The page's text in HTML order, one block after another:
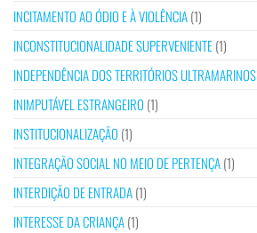
INCITAMENTO AO ÓDIO E À VIOLÊNCIA(1)
INCONSTITUCIONALIDADE SUPERVENIENTE(1)
INDEPENDÊNCIA DOS TERRITÓRIOS ULTRAMARINOS
INIMPUTÁVEL ESTRANGEIRO (1)
INSTITUCIONALIZAÇÃO (1)
INTEGRAÇÃO SOCIAL NO MEIO DE PERTENÇA(1)
INTERDIÇÃO DE ENTRADA(1)
INTERESSE DA CRIANÇA(1)